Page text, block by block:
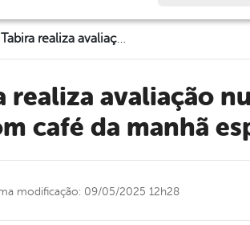
Cozinha Comunitária de Tabira realiza avaliação nutricional e celebra o Dia das Mães com café da manhã especial
café da manhã
modificação: 09/05/2025 12h28